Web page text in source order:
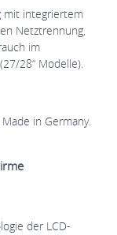
mit integriertem
Netztrennung,
im
28“ Modelle).
in Germany.
der LCD-